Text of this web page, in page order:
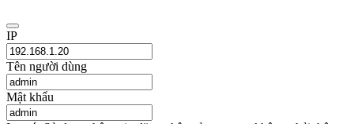
IP
Tên người dùng
Mật khẩu